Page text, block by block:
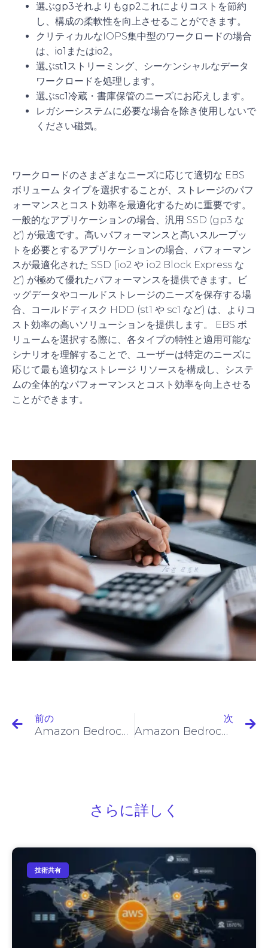
選ぶgp3それよりもgp2これによりコストを節約
し、構成の柔軟性を向上させることができます。
クリティカルなIOPS集中型のワークロードの場合
は、 io1 またはio2。
選ぶst1 ストリーミング、シーケンシャルなデータ
ワークロードを処理します。
選ぶsc1冷蔵・書庫保管のニーズにお応えします。
レガシーシステムに必要な場合を除き使用しないで
ください磁気。
ワークロードのさまざまなニーズに応じて適切な EBS
ボリューム タイプを選択することが、ストレージのパフ
ォーマンスとコスト効率を最適化するために重要です。
一般的なアプリケーションの場合、汎用 SSD (gp3 な
ど) が最適です。高いパフォーマンスと高いスループッ
トを必要とするアプリケーションの場合、パフォーマン
スが最適化された SSD (io2 や io2 Block Express な
ど) が極めて優れたパフォーマンスを提供できます。ビ
ッグデータやコールドストレージのニーズを保存する場
合、コールドディスク HDD (st1 や sc1 など) は、よりコ
スト効率の高いソリューションを提供します。 EBS ボ
リュームを選択する際に、各タイプの特性と適用可能な
シナリオを理解することで、ユーザーは特定のニーズに
応じて最も適切なストレージ リソースを構成し、システ
ムの全体的なパフォーマンスとコスト効率を向上させる
ことができます。
前の
Amazon Bedrock ベースモデル情報
次
Amazon BedrockとClaude 3: 生成AIの新たな章
さらに詳しく
技術共有